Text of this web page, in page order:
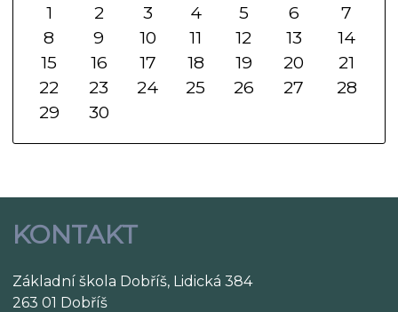
1
2 3 4 5 6
7
8
9 10 11 12 13
14
15
16 17 18 19 20
21
22
23 24 25 26 27
28
29
30
KONTAKT
Základní škola Dobříš, Lidická 384
263 01 Dobříš